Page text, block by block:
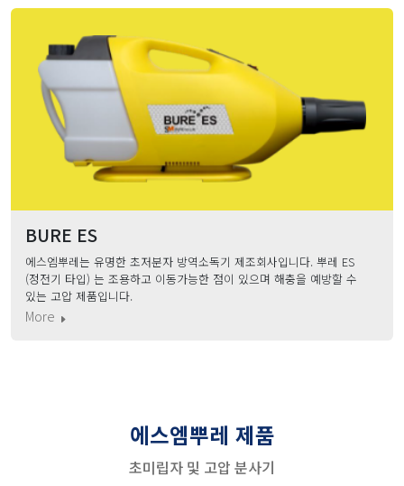
BURE ES
에스엠뿌레는 유명한 초저분자 방역소독기 제조회사입니다. 뿌레 ES
(정전기 타입) 는 조용하고 이동가능한 점이 있으며 해충을 예방할 수
있는 고압 제품입니다.
More
에스엠뿌레 제품
초미립자 및 고압 분사기